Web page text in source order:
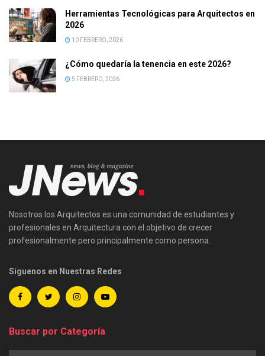
Herramientas Tecnológicas para Arquitectos en
2026
10 FEBRERO, 2026
¿Cómo quedaría la tenencia en este 2026?
5 FEBRERO, 2026
Nosotros los Arquitectos es una comunidad de estudiantes y
profesionales en Arquitectura con el objetivo de crecer
profesionalmente pero principalmente como persona.
Síguenos en Nuestras Redes
Buscar por Categoría